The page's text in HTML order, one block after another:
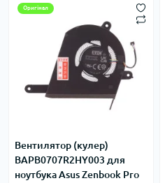
Оригінал
Вентилятор (кулер)
BAPB0707R2HY003 для
ноутбука Asus Zenbook Pro